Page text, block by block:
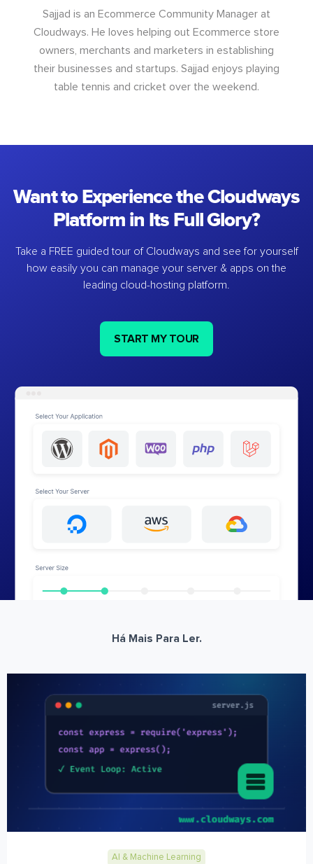
Sajjad is an Ecommerce Community Manager at
Cloudways. He loves helping out Ecommerce store
owners, merchants and marketers in establishing
their businesses and startups. Sajjad enjoys playing
table tennis and cricket over the weekend.
Want to Experience the Cloudways
Platform in Its Full Glory?
Take a FREE guided tour of Cloudways and see for yourself
how easily you can manage your server & apps on the
leading cloud-hosting platform.
START MY TOUR
Há Mais Para Ler.
AI & Machine Learning